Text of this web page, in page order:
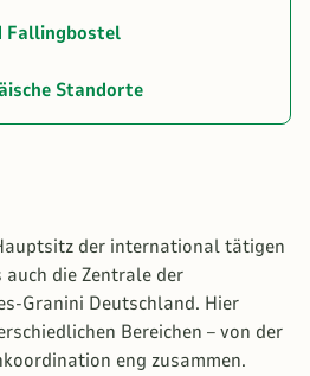
Fallingbostel
Standorte
der international tätigen
die Zentrale der
Granini Deutschland. Hier
Bereichen – von der
eng zusammen.